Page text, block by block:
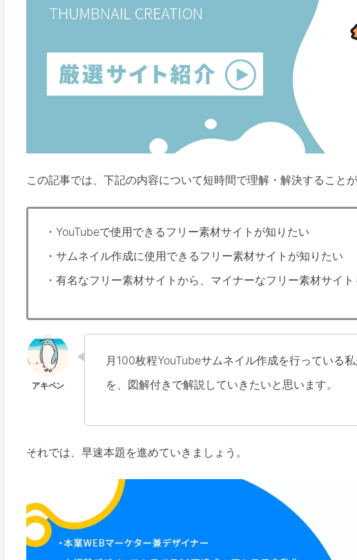
この記事では、下記の内容について短時間で理解・解決することが
・YouTubeで使用できるフリー素材サイトが知りたい
・サムネイル作成に使用できるフリー素材サイトが知りたい
・有名なフリー素材サイトから、マイナーなフリー素材サイ
月100枚程YouTubeサムネイル作成を行っている
を、図解付きで解説していきたいと思います。
それでは、早速本題を進めていきましょう。